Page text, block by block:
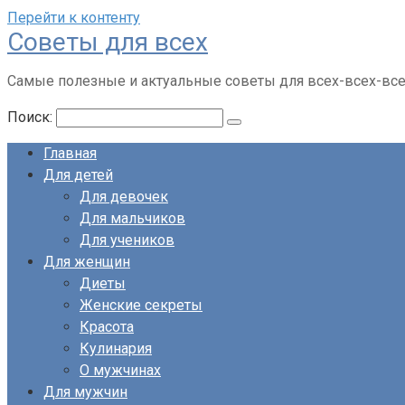
Перейти к контенту
Советы для всех
Самые полезные и актуальные советы для всех-всех-
Поиск:
Главная
Для детей
Для девочек
Для мальчиков
Для учеников
Для женщин
Диеты
Женские секреты
Красота
Кулинария
О мужчинах
Для мужчин